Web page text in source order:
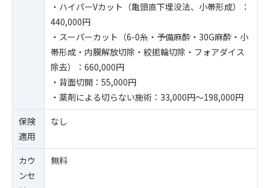
・ハイパーVカット（亀頭直下埋没法、小帯形成）：
440,000円
・スーパーカット（6-0糸・予備麻酔・30G麻酔・小
帯形成・内膜解放切除・絞扼輪切除・フォアダイス
除去）：660,000円
・背面切開：55,000円
・薬剤による切らない施術：33,000円〜198,000円
保険
適用
なし
カウ
ンセ
無料